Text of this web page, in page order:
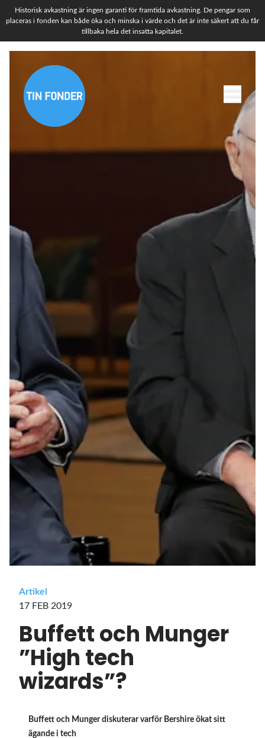
Historisk avkastning är ingen garanti för framtida avkastning. De pengar som
placeras i fonden kan både öka och minska i värde och det är inte säkert att du får
tillbaka hela det insatta kapitalet.
Artikel
17 FEB 2019
Buffett och Munger
”High tech
wizards”?
Buffett och Munger diskuterar varför Bershire ökat sitt
ägande i tech